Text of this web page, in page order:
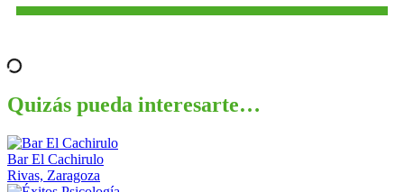
Quizás pueda interesarte…
Bar El Cachirulo
Rivas, Zaragoza